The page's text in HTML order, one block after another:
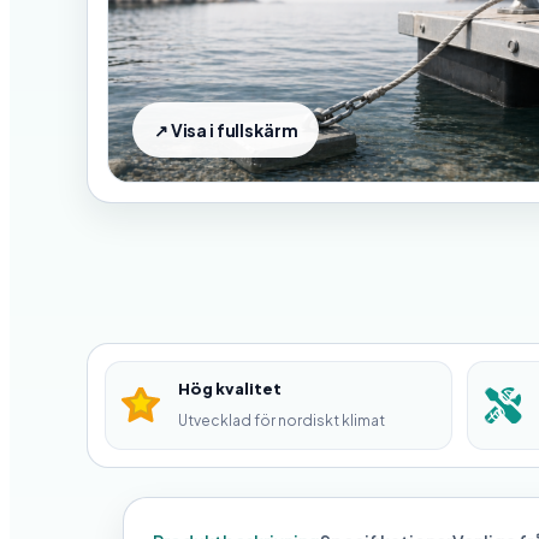
Hög kvalitet
Utvecklad för nordiskt klimat